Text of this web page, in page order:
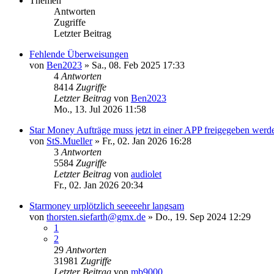
Antworten
Zugriffe
Letzter Beitrag
Fehlende Überweisungen
von Ben2023 » Sa., 08. Feb 2025 17:33
4 Antworten
8414 Zugriffe
Letzter Beitrag von Ben2023
Mo., 13. Jul 2026 11:58
Star Money Aufträge muss jetzt in einer APP freigegeben
von StS.Mueller» Fr., 02. Jan 2026 16:28
3 Antworten
5584 Zugriffe
Letzter Beitrag von audiolet
Fr., 02. Jan 2026 20:34
Starmoney urplötzlich seeeeehr langsam
von thorsten.siefarth@gmx.de » Do., 19. Sep 2024 12:29
1
2
29 Antworten
31981 Zugriffe
Letzter Beitrag von mb9000